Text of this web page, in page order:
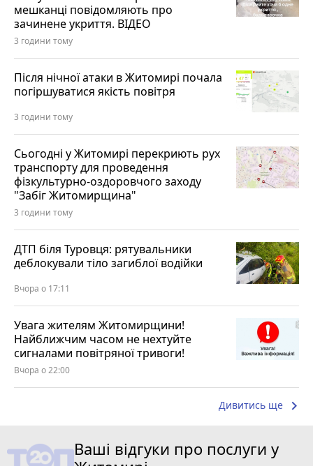
мешканці повідомляють про
зачинене укриття. ВІДЕО
3 години тому
Після нічної атаки в Житомирі почала
погіршуватися якість повітря
3 години тому
Сьогодні у Житомирі перекриють рух
транспорту для проведення
фізкультурно-оздоровчого заходу
"Забіг Житомирщина"
3 години тому
ДТП біля Туровця: рятувальники
деблокували тіло загиблої водійки
Вчора о 17:11
Увага жителям Житомирщини!
Найближчим часом не нехтуйте
сигналами повітряної тривоги!
Вчора о 22:00
Дивитись ще keyboard_arrow_right
Ваші відгуки про послуги у